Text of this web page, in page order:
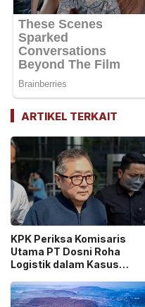
ARTIKEL TERKAIT
KPK Periksa Komisaris
Utama PT Dosni Roha
Logistik dalam Kasus
Pengangkutan Bansos!